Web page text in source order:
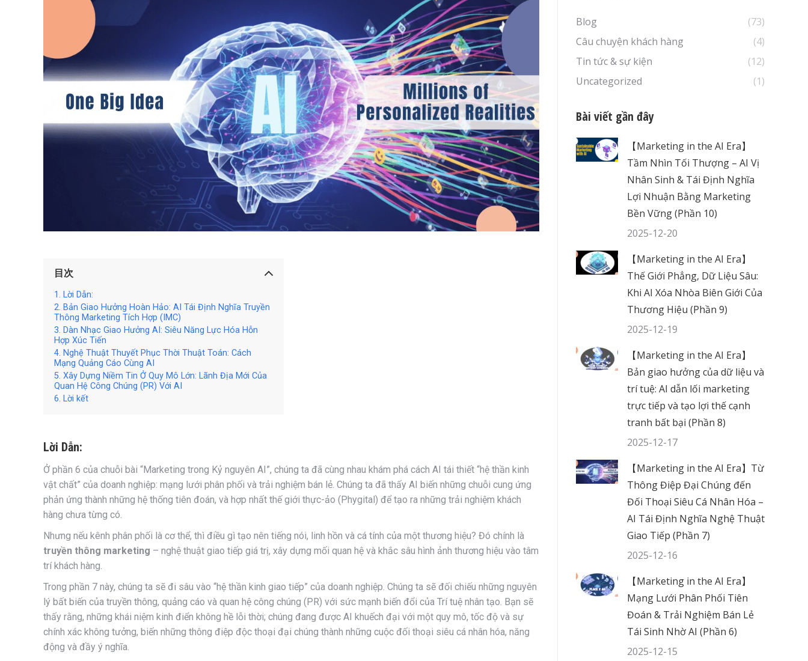
目次
Lời Dẫn:
Bản Giao Hưởng Hoàn Hảo: AI Tái Định Nghĩa Truyền
Thông Marketing Tích Hợp (IMC)
Dàn Nhạc Giao Hưởng AI: Siêu Năng Lực Hóa Hỗn
Hợp Xúc Tiến
Nghệ Thuật Thuyết Phục Thời Thuật Toán: Cách
Mạng Quảng Cáo Cùng AI
Xây Dựng Niềm Tin Ở Quy Mô Lớn: Lãnh Địa Mới Của
Quan Hệ Công Chúng (PR) Với AI
Lời kết
Lời Dẫn:
Ở phần 6 của chuỗi bài “Marketing trong Kỷ nguyên AI”, chúng ta đã cùng nhau khám phá cách AI tái thiết “hệ thần kinh
vật chất” của doanh nghiệp: mạng lưới phân phối và trải nghiệm bán lẻ. Chúng ta đã thấy AI biến những chuỗi cung ứng
phản ứng thành những hệ thống tiên đoán, và hợp nhất thế giới thực-ảo (Phygital) để tạo ra những trải nghiệm khách
hàng chưa từng có.
Nhưng nếu kênh phân phối là cơ thể, thì điều gì tạo nên tiếng nói, linh hồn và cá tính của một thương hiệu? Đó chính là
truyền thông marketing – nghệ thuật giao tiếp giá trị, xây dựng mối quan hệ và khắc sâu hình ảnh thương hiệu vào tâm
trí khách hàng.
Trong phần 7 này, chúng ta sẽ đi sâu vào “hệ thần kinh giao tiếp” của doanh nghiệp. Chúng ta sẽ đối chiếu những nguyên
lý bất biến của truyền thông, quảng cáo và quan hệ công chúng (PR) với sức mạnh biến đổi của Trí tuệ nhân tạo. Bạn sẽ
thấy rằng, những khái niệm kinh điển không hề lỗi thời; chúng đang được AI khuếch đại với một quy mô, tốc độ và sự
chính xác không tưởng, biến những thông điệp độc thoại đại chúng thành những cuộc đối thoại siêu cá nhân hóa, năng
động và đầy ý nghĩa.
Blog
(73)
Câu chuyện khách hàng
(4)
Tin tức & sự kiện
(12)
Uncategorized
(1)
Bài viết gần đây
【Marketing in the AI Era】
Tầm Nhìn Tối Thượng – AI Vị
Nhân Sinh & Tái Định Nghĩa
Lợi Nhuận Bằng Marketing
Bền Vững (Phần 10)
2025-12-20
【Marketing in the AI Era】
Thế Giới Phẳng, Dữ Liệu Sâu:
Khi AI Xóa Nhòa Biên Giới Của
Thương Hiệu (Phần 9)
2025-12-19
【Marketing in the AI Era】
Bản giao hưởng của dữ liệu và
trí tuệ: AI dẫn lối marketing
trực tiếp và tạo lợi thế cạnh
tranh bất bại (Phần 8)
2025-12-17
【Marketing in the AI Era】Từ
Thông Điệp Đại Chúng đến
Đối Thoại Siêu Cá Nhân Hóa –
AI Tái Định Nghĩa Nghệ Thuật
Giao Tiếp (Phần 7)
2025-12-16
【Marketing in the AI Era】
Mạng Lưới Phân Phối Tiên
Đoán & Trải Nghiệm Bán Lẻ
Tái Sinh Nhờ AI (Phần 6)
2025-12-15